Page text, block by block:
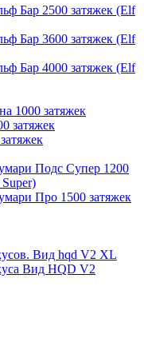
Бар 2500 затяжек (Elf
Бар 3600 затяжек (Elf
Бар 4000 затяжек (Elf
1000 затяжек
затяжек
Подс Супер 1200
Про 1500 затяжек
Вид hqd V2 XL
Вид HQD V2